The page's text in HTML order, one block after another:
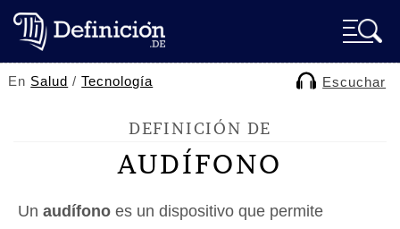
En Salud /Tecnología Escuchar
DEFINICIÓN DE
AUDÍFONO
Un audífono es un dispositivo que permite